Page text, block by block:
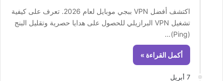
اكتشف أفضل VPN ببجي موبايل لعام 2026. تعرف على كيفية
تشغيل VPN البرازيلي للحصول على هدايا حصرية وتقليل البنج
(Ping)…
أكمل القراءة »
7 أبريل